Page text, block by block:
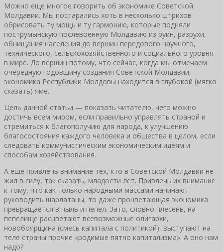
Можно еще многое говорить об экономике Советской
Молдавии. Мы постарались хоть в несколько штрихов
обрисовать ту мощь и ту гармонию, которые подняли
пострумынскую послевоенную Молдавию из руин, разрухи,
обнищания населения до вершин передового научного,
технического, сельскохозяйственного и социального уровня
в мире. До вершин потому, что сейчас, когда мы отмечаем
очередную годовщину создания Советской Молдавии,
экономика Республики Молдовы находится в глубокой (мягко
сказать) яме.
Цель данной статьи — показать читателю, чего можно
достичь всем миром, если правильно управлять страной и
стремиться к благополучию для народа, к улучшению
благосостояния каждого человека и общества в целом, если
следовать коммунистическим экономическим идеям и
способам хозяйствования.
А еще привлечь внимание тех, кто в Советской Молдавии не
жил в силу, так сказать, младости лет. Привлечь их внимание
к тому, что как только народными массами начинают
руководить шарлатаны, то даже процветающая экономика
превращается в пыль и пепел. Зато, словно плесень, на
пепелище расцветают всевозможные олигархи,
новобоярщина (смесь капитала с политикой), выступают на
теле страны прочие «родимые пятно капитализма». А оно нам
надо?